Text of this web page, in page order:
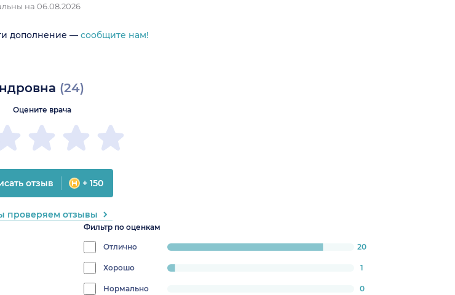
на 06.08.2026
дополнение — сообщите нам!
(24)
Фильтр по оценкам
Отличноprogress:
83.33333333333334%
20
Хорошо 1
Нормально 0
Оцените врача
отзыв + 150
проверяем отзывы